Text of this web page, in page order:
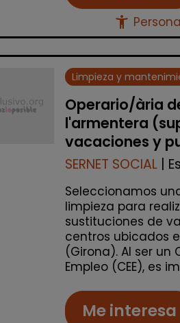
accessibility_new
Limpieza y
Operario/ària
l'armentera
vacaciones y
SERNET SOCIAL |
Seleccionamos
limpieza para
sustituciones de
centros ubicados
(Girona). Al ser un
Empleo (CEE), es
Me interesa